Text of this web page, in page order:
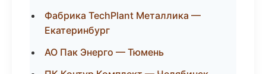
Фабрика TechPlant Металлика —
Екатеринбург
АО Пак Энерго — Тюмень